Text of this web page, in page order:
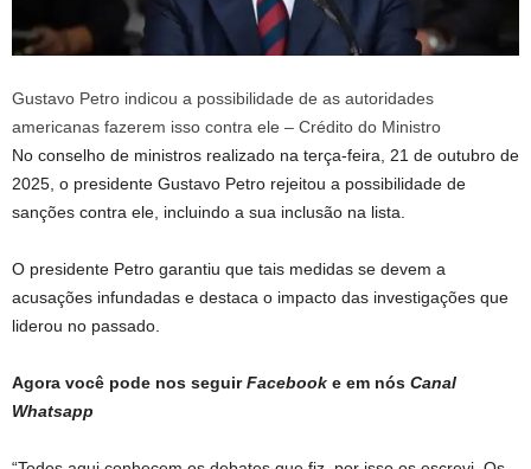
Gustavo Petro indicou a possibilidade de as autoridades
americanas fazerem isso contra ele – Crédito do Ministro
No conselho de ministros realizado na terça-feira, 21 de outubro de
2025, o presidente Gustavo Petro rejeitou a possibilidade de
sanções contra ele, incluindo a sua inclusão na lista.
O presidente Petro garantiu que tais medidas se devem a
acusações infundadas e destaca o impacto das investigações que
liderou no passado.
Agora você pode nos seguirFacebook e em nós Canal
Whatsapp